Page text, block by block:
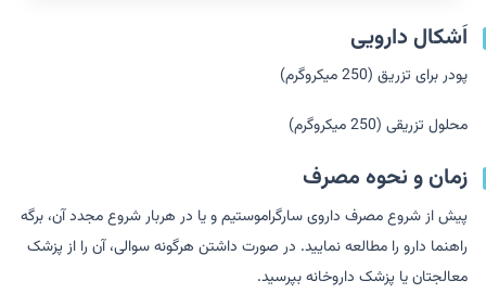
اَشکال دارویی
پودر برای تزریق (250 میکروگرم)
محلول تزریقی (250 میکروگرم)
زمان و نحوه مصرف
پیش از شروع مصرف داروی سارگراموستیم و یا در هربار شروع مجدد آن، برگه
راهنما دارو را مطالعه نمایید. در صورت داشتن هرگونه سوالی، آن را از پزشک
معالجتان یا پزشک داروخانه بپرسید.